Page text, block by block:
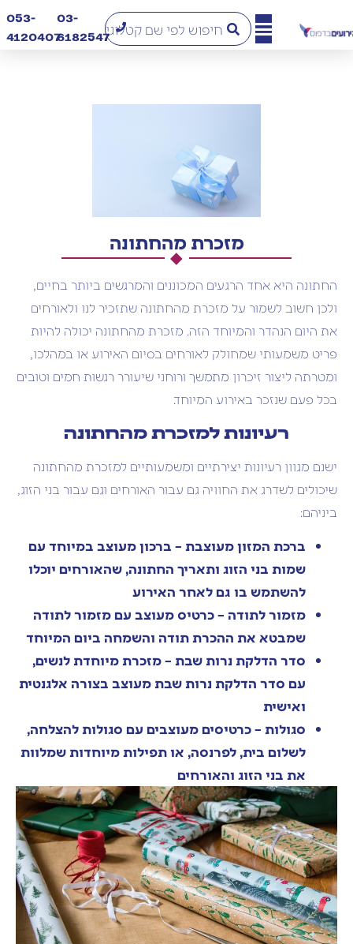
03-
6182547
053-
4120407​
מזכרת מהחתונה
החתונה היא אחד הרגעים המכוננים והמרגשים ביותר בחיים,
ולכן חשוב לשמור על מזכרת מהחתונה שתזכיר לנו ולאורחים
את היום הנהדר והמיוחד הזה. מזכרת מהחתונה יכולה להיות
פריט משמעותי שמחולק לאורחים בסיום האירוע או במהלכו,
ומטרתה ליצור זיכרון מתמשך ורוחני שיעורר רגשות חמים וטובים
בכל פעם שנזכר באירוע המיוחד.
רעיונות למזכרת מהחתונה
ישנם מגוון רעיונות יצירתיים ומשמעותיים למזכרת מהחתונה
שיכולים לשדרג את החוויה גם עבור האורחים וגם עבור בני הזוג,
ביניהם:
ברכת המזון מעוצבת – ברכון מעוצב במיוחד עם
שמות בני הזוג ותאריך החתונה, שהאורחים יוכלו
להשתמש בו גם לאחר האירוע
מזמור לתודה – כרטיס מעוצב עם מזמור לתודה
שמבטא את ההכרת תודה והשמחה ביום המיוחד
סדר הדלקת נרות שבת – מזכרת מיוחדת לנשים,
עם סדר הדלקת נרות שבת מעוצב בצורה אלגנטית
ואישית
סגולות – כרטיסים מעוצבים עם סגולות להצלחה,
לשלום בית, לפרנסה, או תפילות מיוחדות שמלוות
את בני הזוג והאורחים